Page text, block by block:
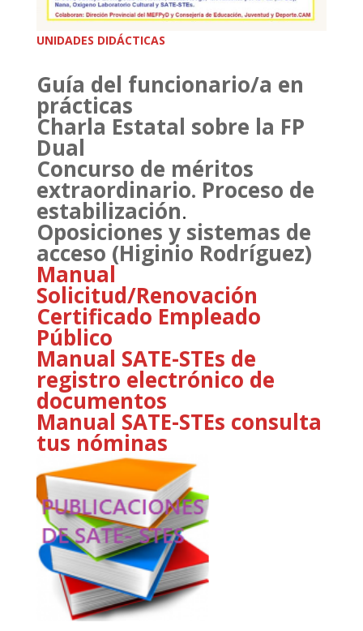
UNIDADES DIDÁCTICAS
Guía del funcionario/a en
prácticas
Charla Estatal sobre la FP
Dual
Concurso de méritos
extraordinario. Proceso de
estabilización.
Oposiciones y sistemas de
acceso (Higinio Rodríguez)
Manual
Solicitud/Renovación
Certificado Empleado
Público
Manual SATE-STEs de
registro electrónico de
documentos
Manual SATE-STEs consulta
tus nóminas